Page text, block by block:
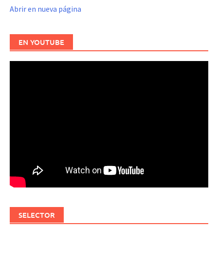
Abrir en nueva página
EN YOUTUBE
SELECTOR